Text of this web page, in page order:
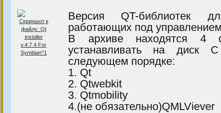
Версия QT-библиотек
работающих под
В архиве находятся 4
устанавливать на диск
следующем порядке:
1. Qt
2. Qtwebkit
3. Qtmobility
4.(не обязательно)QMLViever